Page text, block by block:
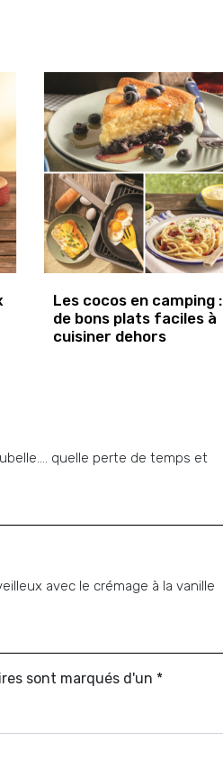
Les cocos en camping :
de bons plats faciles à
cuisiner dehors
quelle perte de temps et
avec le crémage à la vanille
sont marqués d'un *